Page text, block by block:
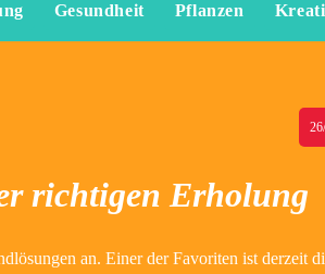
Gesundheit Pflanzen
richtigen Erholung
an. Einer der Favoriten ist derzeit